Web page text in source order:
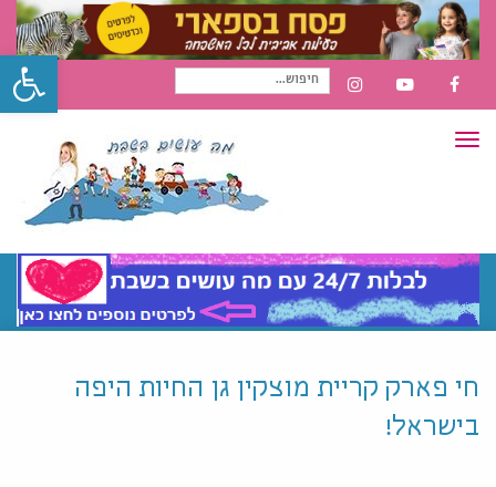
FACEBOOK
YOUTUBE
INSTAGRAM
חיפוש
תפריט
חי פארק קריית מוצקין גן החיות היפה
בישראל!
פתח